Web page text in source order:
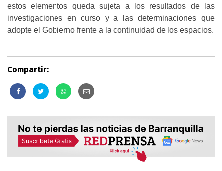
estos elementos queda sujeta a los resultados de las
investigaciones en curso y a las determinaciones que
adopte el Gobierno frente a la continuidad de los espacios.
Compartir: